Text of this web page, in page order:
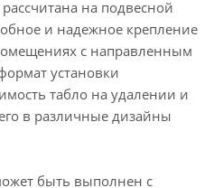
на подвесной
и надежное крепление
с направленным
установки
табло на удалении и
в различные дизайны
быть выполнен с